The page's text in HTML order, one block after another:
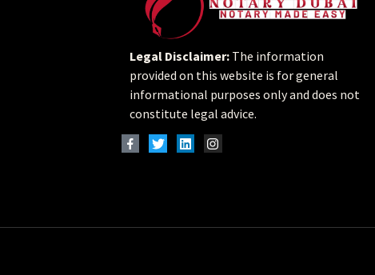
Legal Disclaimer: The information
provided on this website is for general
informational purposes only and does not
constitute legal advice.